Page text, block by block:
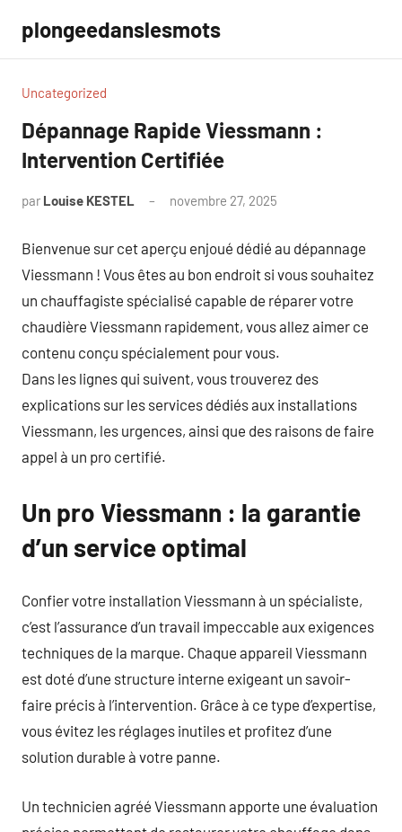
contenu
plongeedanslesmots
Uncategorized
Dépannage Rapide Viessmann :
Intervention Certifiée
par Louise KESTEL novembre 27, 2025
Bienvenue sur cet aperçu enjoué dédié au dépannage
Viessmann ! Vous êtes au bon endroit si vous souhaitez
un chauffagiste spécialisé capable de réparer votre
chaudière Viessmann rapidement, vous allez aimer ce
contenu conçu spécialement pour vous.
Dans les lignes qui suivent, vous trouverez des
explications sur les services dédiés aux installations
Viessmann, les urgences, ainsi que des raisons de faire
appel à un pro certifié.
Un pro Viessmann : la garantie
d’un service optimal
Confier votre installation Viessmann à un spécialiste,
c’est l’assurance d’un travail impeccable aux exigences
techniques de la marque. Chaque appareil Viessmann
est doté d’une structure interne exigeant un savoir-
faire précis à l’intervention. Grâce à ce type d’expertise,
vous évitez les réglages inutiles et profitez d’une
solution durable à votre panne.
Un technicien agréé Viessmann apporte une évaluation